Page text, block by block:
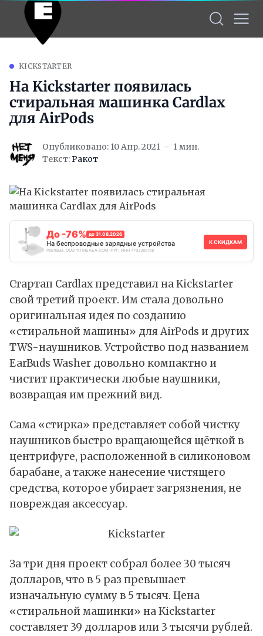
KICKSTARTER
На Kickstarter появилась
стиральная машинка Cardlax
для AirPods
Опубликовано: 10 Апр. 2021
1 мин.
Текст:Ракот
До -76% до 31.08.2026
На беспроводные зарядные устройства
Реклама. ООО "АЛИБАБА.КОМ (РУ)", ИНН 7703380158
К СКИДКАМ
Стартап Cardlaxпредставилна Kickstarter
свой третий проект. Им стала довольно
оригинальная идея по созданию
«стиральной машины» для AirPods и других
TWS-наушников. Устройство под названием
EarBuds Washer довольно компактно и
чистит практически любые наушники,
возвращая им прежний вид.
Сама «стирка» представляет собой чистку
наушников быстро вращающейся щёткой в
центрифуге, расположенной в силиконовом
барабане, а также нанесение чистящего
средства, которое убирает загрязнения, не
повреждая аксессуар.
За три дня проект собрал более 30 тысяч
долларов, что в 5 раз превышает
изначальную сумму в 5 тысяч. Цена
«стиральной машинки» на Kickstarter
составляет 39 долларов или 3 тысячи рублей.